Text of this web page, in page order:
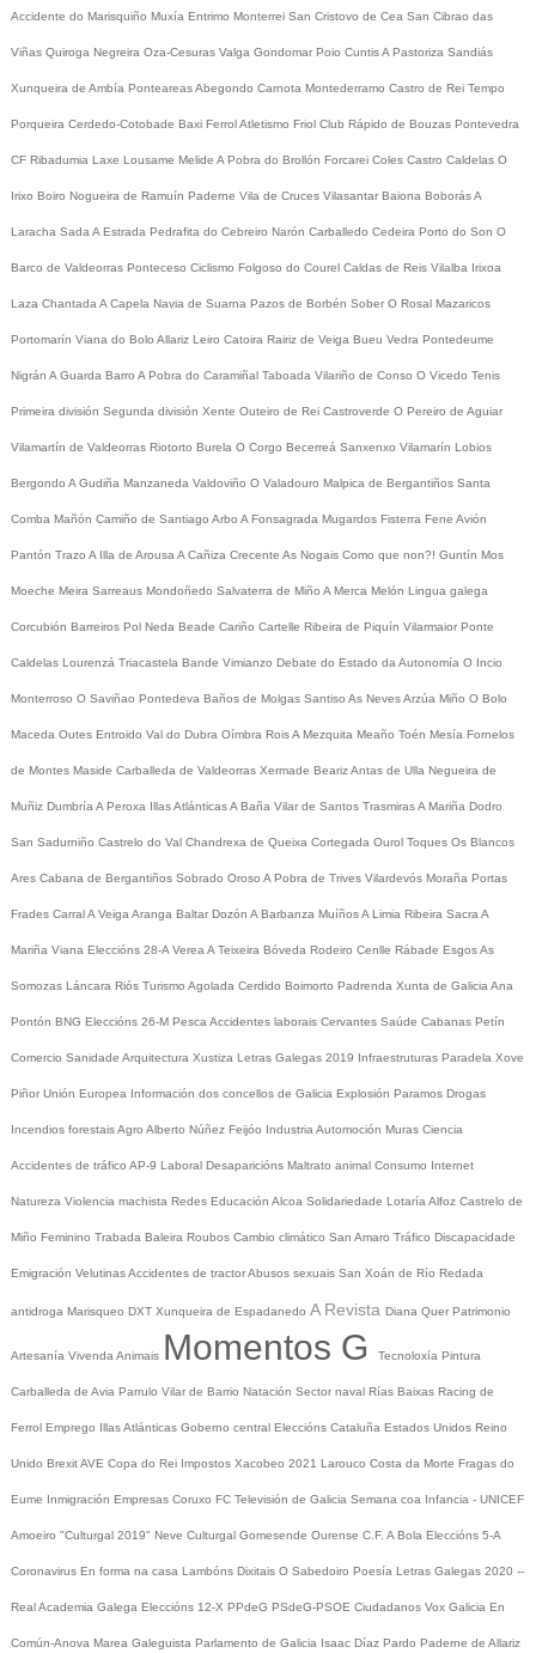
Accidente do Marisquiño Muxía Entrimo Monterrei San Cristovo de Cea San Cibrao das
Viñas Quiroga Negreira Oza-Cesuras Valga Gondomar Poio CuntisA Pastoriza Sandiás
Xunqueira de Ambía PonteareasAbegondo Carnota Montederramo Castro de Rei Tempo
Porqueira Cerdedo-Cotobade Baxi FerrolAtletismo Friol Club Rápido de Bouzas Pontevedra
CF Ribadumia Laxe Lousame Melide A Pobra do Brollón Forcarei Coles Castro Caldelas O
Irixo Boiro Nogueira de Ramuín Paderne Vila de Cruces Vilasantar Baiona BoborásA
Laracha Sada A Estrada Pedrafita do Cebreiro Narón Carballedo Cedeira Porto do Son O
Barco de Valdeorras Ponteceso Ciclismo Folgoso do Courel Caldas de Reis Vilalba Irixoa
Laza Chantada A Capela Navia de Suarna Pazos de Borbén Sober O Rosal Mazaricos
Portomarín Viana do Bolo Allariz Leiro Catoira Rairiz de Veiga Bueu Vedra Pontedeume
Nigrán A Guarda Barro A Pobra do Caramiñal Taboada Vilariño de Conso O Vicedo Tenis
Primeira división Segunda división Xente Outeiro de Rei Castroverde O Pereiro de Aguiar
Vilamartín de Valdeorras Riotorto Burela O Corgo Becerreá Sanxenxo Vilamarín Lobios
Bergondo A Gudiña Manzaneda Valdoviño O Valadouro Malpica de Bergantiños Santa
Comba Mañón Camiño de Santiago Arbo A Fonsagrada Mugardos Fisterra Fene Avión
Pantón Trazo A Illa de Arousa A Cañiza Crecente As Nogais Como que non?! Guntín Mos
Moeche Meira Sarreaus Mondoñedo Salvaterra de Miño A Merca Melón Lingua galega
Corcubión Barreiros Pol Neda Beade Cariño Cartelle Ribeira de Piquín Vilarmaior Ponte
Caldelas Lourenzá Triacastela Bande Vimianzo Debate do Estado da Autonomía O Incio
Monterroso O Saviñao Pontedeva Baños de Molgas Santiso As NevesArzúa Miño O Bolo
Maceda Outes Entroido Val do Dubra Oímbra RoisA Mezquita Meaño Toén Mesía Fornelos
de Montes Maside Carballeda de Valdeorras Xermade BearizAntas de Ulla Negueira de
Muñiz Dumbría A Peroxa Illas AtlánticasA Baña Vilar de Santos TrasmirasA Mariña Dodro
San Sadurniño Castrelo do Val Chandrexa de Queixa Cortegada Ourol Toques Os Blancos
Ares Cabana de Bergantiños Sobrado Oroso A Pobra de Trives Vilardevós Moraña Portas
Frades CarralA Veiga Aranga Baltar Dozón A Barbanza MuíñosA Limia Ribeira Sacra A
Mariña Viana Eleccións 28-A Verea A Teixeira Bóveda Rodeiro Cenlle Rábade EsgosAs
Somozas Láncara Riós Turismo Agolada Cerdido Boimorto Padrenda Xunta de Galicia Ana
Pontón BNG Eleccións 26-M Pesca Accidentes laborais Cervantes Saúde Cabanas Petín
Comercio Sanidade Arquitectura Xustiza Letras Galegas 2019 Infraestruturas Paradela Xove
Piñor Unión Europea Información dos concellos de Galicia Explosión Paramos Drogas
Incendios forestaisAgro Alberto Núñez Feijóo Industria Automoción Muras Ciencia
Accidentes de tráfico AP-9 Laboral Desaparicións Maltrato animal Consumo Internet
Natureza Violencia machista Redes Educación Alcoa Solidariedade Lotaría Alfoz Castrelo de
Miño Feminino Trabada Baleira Roubos Cambio climático San Amaro Tráfico Discapacidade
Emigración VelutinasAccidentes de tractorAbusos sexuais San Xoán de Río Redada
antidroga Marisqueo DXT Xunqueira de Espadanedo A Revista Diana Quer Patrimonio
Artesanía Vivenda Animais Momentos G Tecnoloxía Pintura
Carballeda de Avia Parrulo Vilar de Barrio Natación Sector naval Rías Baixas Racing de
Ferrol Emprego Illas Atlánticas Goberno central Eleccións Cataluña Estados Unidos Reino
Unido BrexitAVE Copa do Rei Impostos Xacobeo 2021 Larouco Costa da Morte Fragas do
Eume Inmigración Empresas Coruxo FC Televisión de Galicia Semana coa Infancia - UNICEF
Amoeiro "Culturgal 2019" Neve Culturgal Gomesende Ourense C.F. A Bola Eleccións 5-A
Coronavirus En forma na casa Lambóns Dixitais O Sabedoiro Poesía Letras Galegas 2020 --
Real Academia Galega Eleccións 12-X PPdeG PSdeG-PSOE Ciudadanos Vox Galicia En
Común-Anova Marea Galeguista Parlamento de Galicia Isaac Díaz Pardo Paderne de Allariz